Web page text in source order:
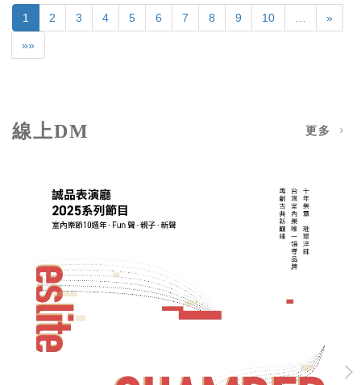
1 2 3 4 5 6 7 8 9 10 »
»»
線上DM 更多